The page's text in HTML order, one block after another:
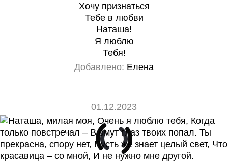
Хочу признаться
Тебе в любви
Наташа!
Я люблю
Тебя!
Добавлено: Елена
01.12.2023